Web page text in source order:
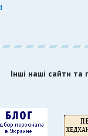
Інші наші сайти та